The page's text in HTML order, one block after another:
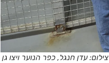
עדן חנגל, כפר הנוער ויצו גן